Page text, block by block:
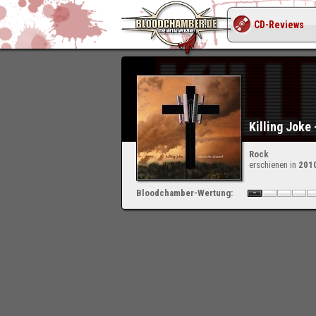
Killing Joke
Rock
erschienen in
Bloodchamber-Wertung:
CD-Reviews